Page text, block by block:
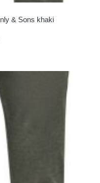
& Sons khaki